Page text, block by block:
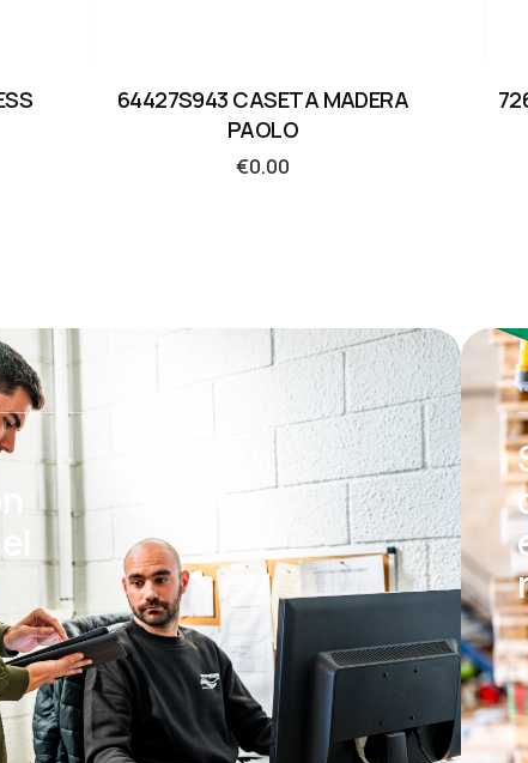
64427S943 CASETA MADERA
PAOLO
€0.00